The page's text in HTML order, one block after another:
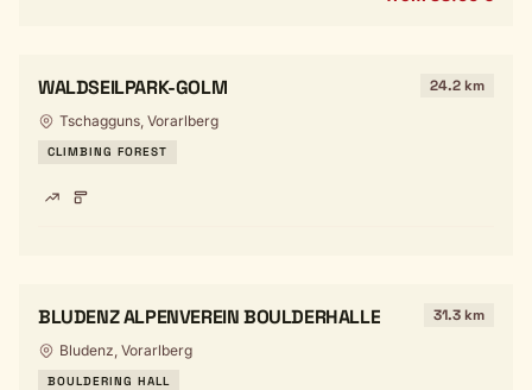
WALDSEILPARK-GOLM 24.2 km
Tschagguns, Vorarlberg
CLIMBING FOREST
BLUDENZ ALPENVEREIN BOULDERHALLE 31.3 km
Bludenz, Vorarlberg
BOULDERING HALL